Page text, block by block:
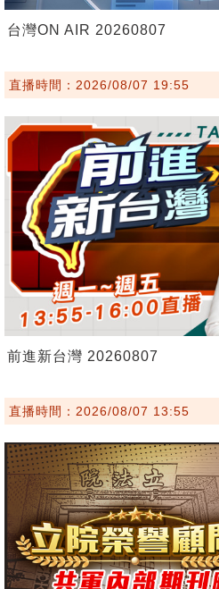
台灣ON AIR 20260807
直播時間：2026/08/07 19:55
前進新台灣 20260807
直播時間：2026/08/07 13:55